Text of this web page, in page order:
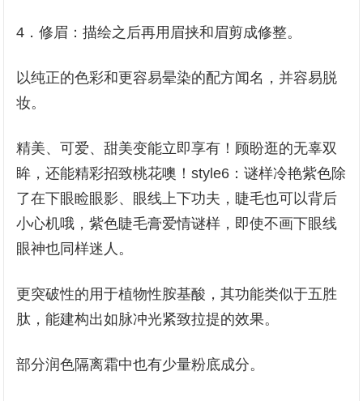
4．修眉：描绘之后再用眉挟和眉剪成修整。
以纯正的色彩和更容易晕染的配方闻名，并容易脱
妆。
精美、可爱、甜美变能立即享有！顾盼逛的无辜双
眸，还能精彩招致桃花噢！style6：谜样冷艳紫色除
了在下眼睑眼影、眼线上下功夫，睫毛也可以背后
小心机哦，紫色睫毛膏爱情谜样，即使不画下眼线
眼神也同样迷人。
更突破性的用于植物性胺基酸，其功能类似于五胜
肽，能建构出如脉冲光紧致拉提的效果。
部分润色隔离霜中也有少量粉底成分。